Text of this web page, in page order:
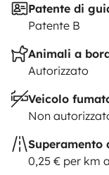
Patente di
Patente B
Animali a
Autorizzato
Veicolo
Non
0,25 € per km